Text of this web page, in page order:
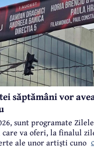
săptămâni vor
sunt programate
va oferi, la finalul
ale unor artiști